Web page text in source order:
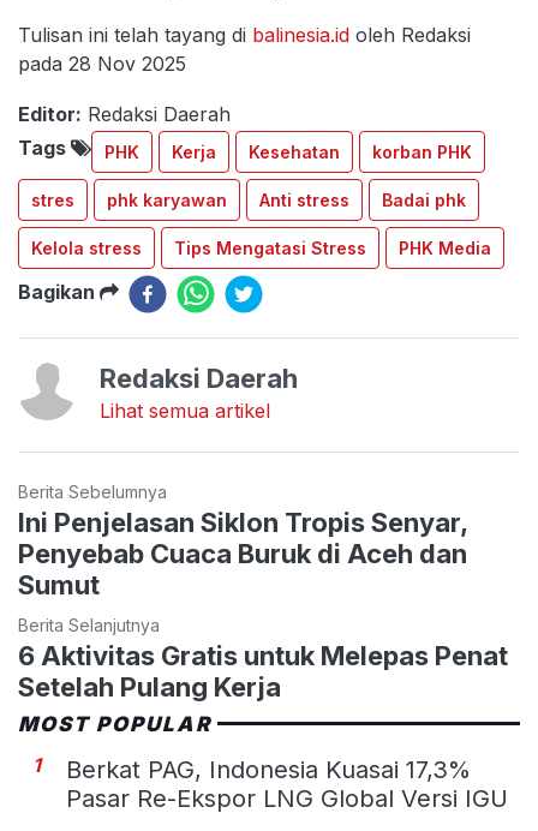
Tulisan ini telah tayang di balinesia.id oleh Redaksi
pada 28 Nov 2025
Editor: Redaksi Daerah
Tags
PHK Kerja Kesehatan korban PHK
stres phk karyawan Anti stress Badai phk
Kelola stress Tips Mengatasi Stress PHK Media
Bagikan
Redaksi Daerah
Lihat semua artikel
Berita Sebelumnya
Ini Penjelasan Siklon Tropis Senyar,
Penyebab Cuaca Buruk di Aceh dan
Sumut
Berita Selanjutnya
6 Aktivitas Gratis untuk Melepas Penat
Setelah Pulang Kerja
MOST POPULAR
1
Berkat PAG, Indonesia Kuasai 17,3%
Pasar Re-Ekspor LNG Global Versi IGU